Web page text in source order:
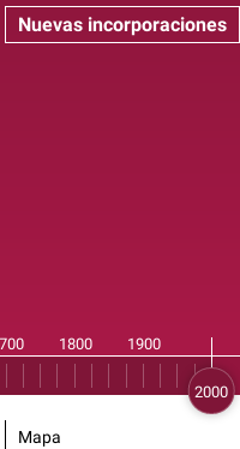
Nuevas incorporaciones
Mapa